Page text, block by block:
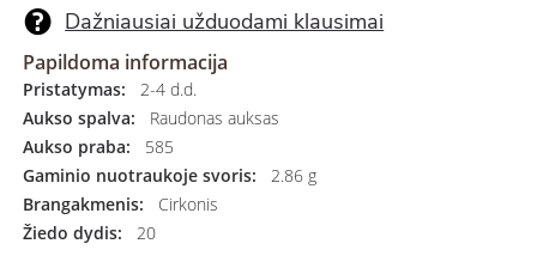
Dažniausiai užduodami klausimai
Papildoma informacija
Pristatymas:
2-4 d.d.
Aukso spalva:
Raudonas auksas
Aukso praba:
585
Gaminio nuotraukoje svoris:
2.86 g
Brangakmenis:
Cirkonis
Žiedo dydis:
20